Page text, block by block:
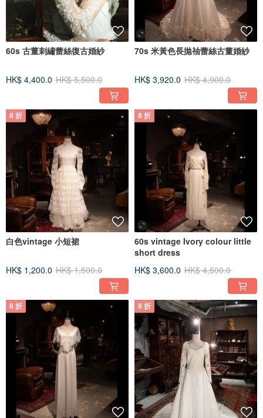
60s 古董刺繡蕾絲復古婚紗
HK$ 4,400.0 HK$ 5,500.0
70s 米黃色長拋䄂蕾絲古董婚紗
HK$ 3,920.0 HK$ 4,900.0
8 折
白色vintage 小短裙
HK$ 1,200.0 HK$ 1,500.0
8 折
60s vintage Ivory colour little
short dress
HK$ 3,600.0 HK$ 4,500.0
8 折 8 折